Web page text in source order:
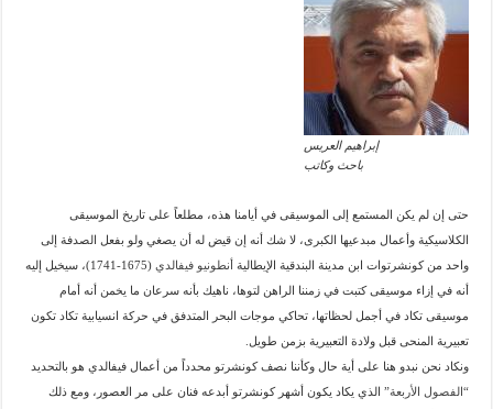
إبراهيم العريس
باحث وكاتب
حتى إن لم يكن المستمع إلى الموسيقى في أيامنا هذه، مطلعاً على تاريخ الموسيقى
الكلاسيكية وأعمال مبدعيها الكبرى، لا شك أنه إن قيض له أن يصغي ولو بفعل الصدفة إلى
واحد من كونشرتوات ابن مدينة البندقية الإيطاليةأنطونيو فيفالدي
(1675-1741)، سيخيل إليه
أنه في إزاء موسيقى كتبت في زمننا الراهن لتوها، ناهيك بأنه سرعان ما يخمن أنه أمام
موسيقى تكاد في أجمل لحظاتها، تحاكي موجات البحر المتدفق في حركة انسيابية تكاد تكون
تعبيرية المنحى قبل ولادة التعبيرية بزمن طويل.
ونكاد نحن نبدو هنا على أية حال وكأننا نصف كونشرتو محدداً من أعمال فيفالدي هو بالتحديد
“الفصول الأربعة” الذي يكاد يكون أشهر كونشرتو أبدعه فنان على مر العصور، ومع ذلك